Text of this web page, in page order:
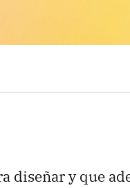
y que